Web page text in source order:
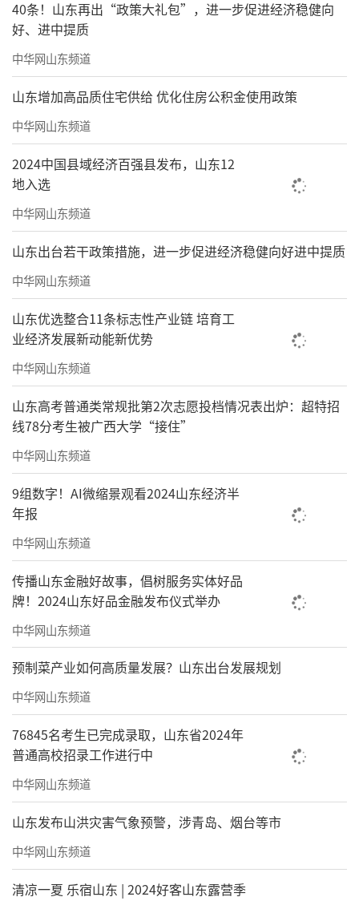
40条！山东再出“政策大礼包”，进一步促进经济稳健向
好、进中提质
中华网山东频道
山东增加高品质住宅供给 优化住房公积金使用政策
中华网山东频道
2024中国县域经济百强县发布，山东12
地入选
中华网山东频道
山东出台若干政策措施，进一步促进经济稳健向好进中提质
中华网山东频道
山东优选整合11条标志性产业链 培育工
业经济发展新动能新优势
中华网山东频道
山东高考普通类常规批第2次志愿投档情况表出炉：超特招
线78分考生被广西大学“接住”
中华网山东频道
9组数字！AI微缩景观看2024山东经济半
年报
中华网山东频道
传播山东金融好故事，倡树服务实体好品
牌！2024山东好品金融发布仪式举办
中华网山东频道
预制菜产业如何高质量发展？山东出台发展规划
中华网山东频道
76845名考生已完成录取，山东省2024年
普通高校招录工作进行中
中华网山东频道
山东发布山洪灾害气象预警，涉青岛、烟台等市
中华网山东频道
清凉一夏 乐宿山东 | 2024好客山东露营季